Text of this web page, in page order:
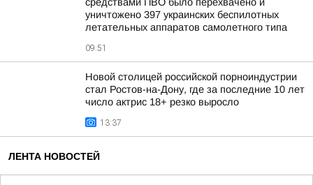
уничтожено 397 украинских беспилотных
летательных аппаратов самолетного типа
09:51
Новой столицей российской порноиндустрии
стал Ростов-на-Дону, где за последние 10 лет
число актрис 18+ резко выросло
13:37
ЛЕНТА НОВОСТЕЙ